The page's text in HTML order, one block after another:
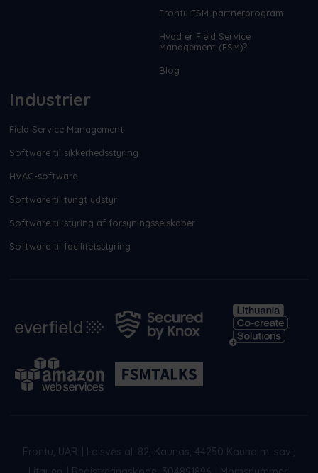
Frontu FSM-partnerprogram
Hvad er Field Service
Management (FSM)?
Blog
Industrier
Field Service Management
Software til sikkerhedsstyring
HVAC-software
Software til tungt udstyr
Software til styring af forsyningsselskaber
Software til facilitetsstyring
Frontu, UAB
Laisvės al. 82, Kaunas, 44250 Kauno m. sav.,